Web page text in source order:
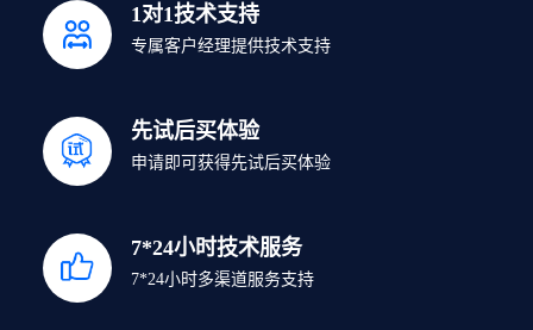
1对1技术支持
专属客户经理提供技术支持
先试后买体验
申请即可获得先试后买体验
7*24小时技术服务
7*24小时多渠道服务支持